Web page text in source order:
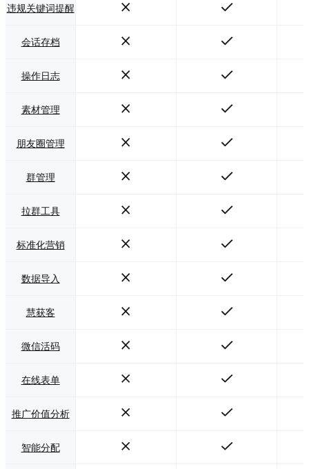
违规关键词提醒
会话存档
操作日志
素材管理
朋友圈管理
群管理
拉群工具
标准化营销
数据导入
慧获客
微信活码
在线表单
推广价值分析
智能分配